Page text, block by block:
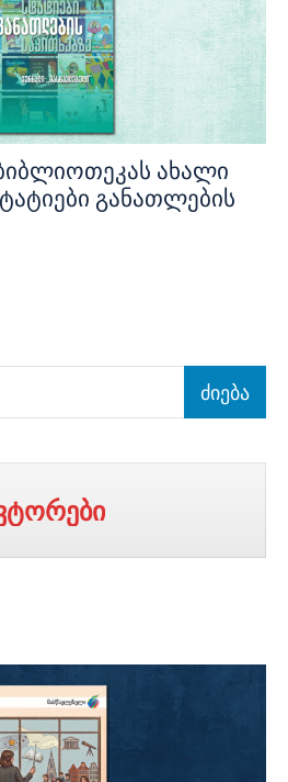
ახალი
განათლების
ძიება